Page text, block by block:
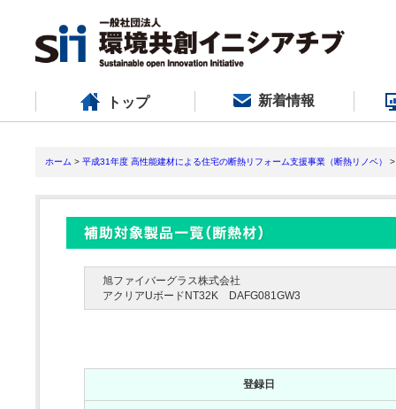
トップ 新着情報
ホーム > 平成31年度 高性能建材による住宅の断熱リフォーム支援事業（断熱リノベ）
旭ファイバーグラス株式会社
アクリアUボードNT32K DAFG081GW3
登録日